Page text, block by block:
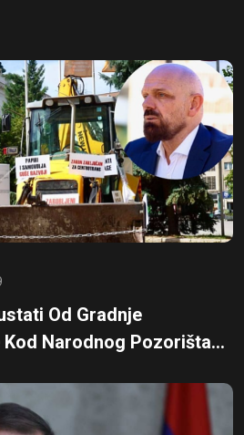
Od Gradnje
Narodnog Pozorišta...